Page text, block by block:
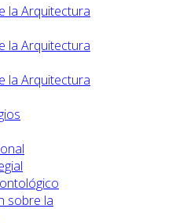
la Arquitectura
la Arquitectura
la Arquitectura
sobre la